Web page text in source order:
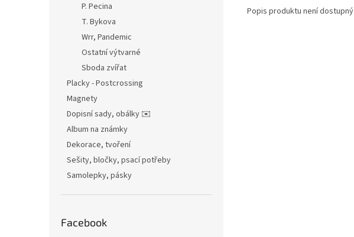
P. Pecina
T. Bykova
Wrr, Pandemic
Ostatní výtvarné
Sboda zvířat
Placky - Postcrossing
Magnety
Dopisní sady, obálky ✉️
Album na známky
Dekorace, tvoření
Sešity, bločky, psací potřeby
Samolepky, pásky
Facebook
Popis produktu není dostupný